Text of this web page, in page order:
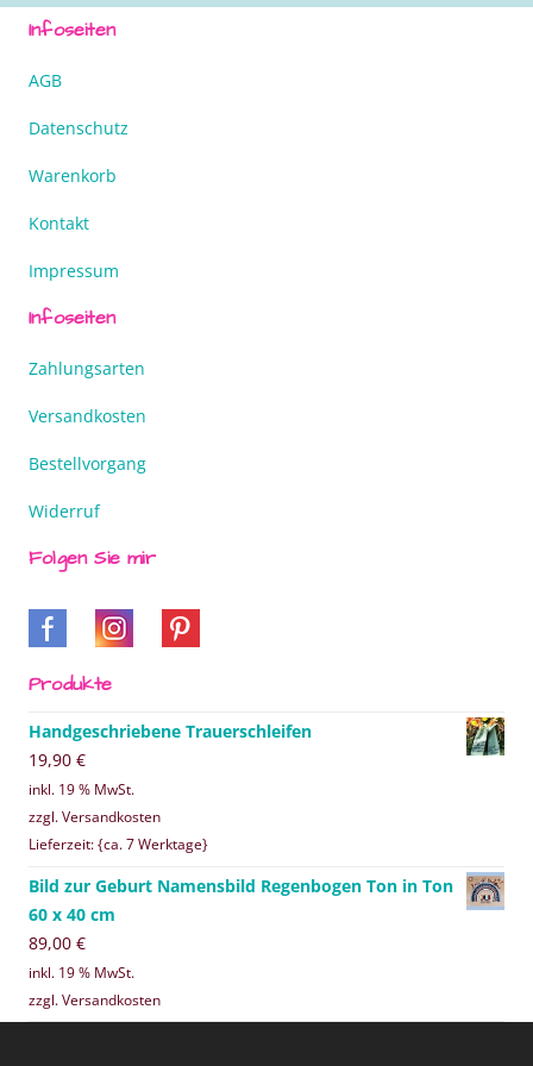
Infoseiten
AGB
Datenschutz
Warenkorb
Kontakt
Impressum
Infoseiten
Zahlungsarten
Versandkosten
Bestellvorgang
Widerruf
Folgen Sie mir
Produkte
Handgeschriebene Trauerschleifen
19,90 €
inkl. 19 % MwSt.
zzgl. Versandkosten
Lieferzeit: {ca. 7 Werktage}
Bild zur Geburt Namensbild Regenbogen Ton in Ton
60 x 40 cm
89,00 €
inkl. 19 % MwSt.
zzgl. Versandkosten